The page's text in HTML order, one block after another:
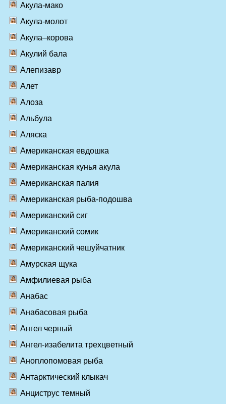
Акула-мако
Акула-молот
Акула–корова
Акулий бала
Алепизавр
Алет
Алоза
Альбула
Аляска
Американская евдошка
Американская кунья акула
Американская палия
Американская рыба-подошва
Американский сиг
Американский сомик
Американский чешуйчатник
Амурская щука
Амфилиевая рыба
Анабас
Анабасовая рыба
Ангел черный
Ангел-изабелита трехцветный
Аноплопомовая рыба
Антарктический клыкач
Анциструс темный